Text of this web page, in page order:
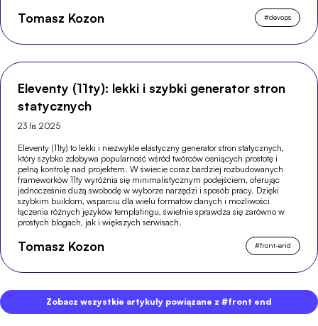
Tomasz Kozon #devops
Eleventy (11ty): lekki i szybki generator stron
statycznych
23 lis 2025
Eleventy (11ty) to lekki i niezwykle elastyczny generator stron statycznych,
który szybko zdobywa popularność wśród twórców ceniących prostotę i
pełną kontrolę nad projektem. W świecie coraz bardziej rozbudowanych
frameworków 11ty wyróżnia się minimalistycznym podejściem, oferując
jednocześnie dużą swobodę w wyborze narzędzi i sposób pracy. Dzięki
szybkim buildom, wsparciu dla wielu formatów danych i możliwości
łączenia różnych języków templatingu, świetnie sprawdza się zarówno w
prostych blogach, jak i większych serwisach.
Tomasz Kozon #front-end
Zobacz wszystkie artykuły powiązane z #front end